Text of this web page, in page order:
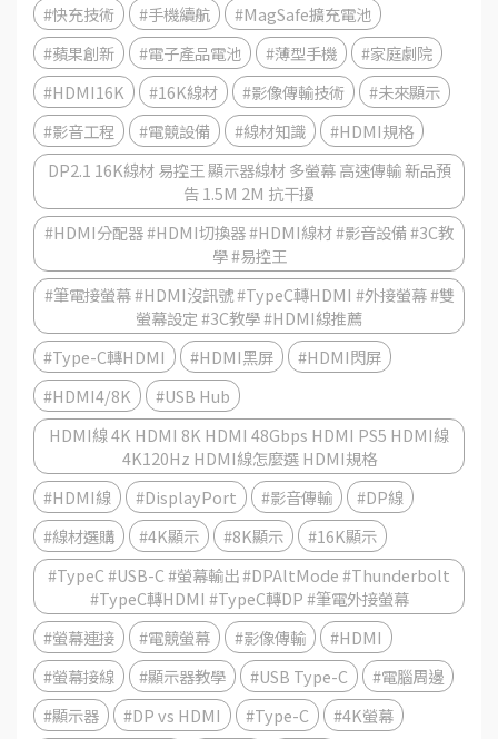
#快充技術
#手機續航
#MagSafe擴充電池
#蘋果創新
#電子產品電池 #薄型手機
#家庭劇院
#HDMI16K
#16K線材 #影像傳輸技術
#未來顯示
#影音工程
#電競設備 #線材知識
#HDMI規格
DP2.1 16K線材 易控王 顯示器線材 多螢幕 高速傳輸 新品預
告 1.5M 2M 抗干擾
#HDMI分配器 #HDMI切換器 #HDMI線材 #影音設備 #3C教
學 #易控王
#筆電接螢幕 #HDMI沒訊號 #TypeC轉HDMI #外接螢幕 #雙
螢幕設定 #3C教學 #HDMI線推薦
#Type-C轉HDMI
#HDMI黑屏
#HDMI閃屏
#HDMI4/8K
#USB Hub
HDMI線 4K HDMI 8K HDMI 48Gbps HDMI PS5 HDMI線
4K120Hz HDMI線怎麼選 HDMI規格
#HDMI線
#DisplayPort #影音傳輸
#DP線
#線材選購
#4K顯示 #8K顯示
#16K顯示
#TypeC #USB-C #螢幕輸出 #DPAltMode #Thunderbolt
#TypeC轉HDMI #TypeC轉DP #筆電外接螢幕
#螢幕連接
#電競螢幕 #影像傳輸
#HDMI
#螢幕接線
#顯示器教學 #USB Type-C
#電腦周邊
#顯示器
#DP vs HDMI #Type-C
#4K螢幕